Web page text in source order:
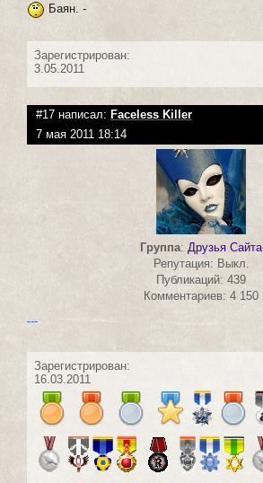
Баян. -
Зарегистрирован:
3.05.2011
#17 написал: Faceless Killer
7 мая 2011 18:14
Группа: Друзья Сайта
Репутация: Выкл.
Публикаций: 439
Комментариев: 4 150
---
Зарегистрирован:
16.03.2011